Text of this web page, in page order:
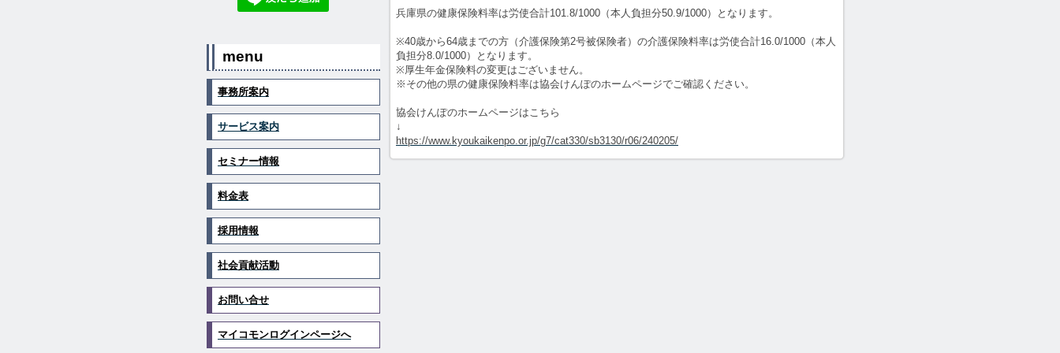
兵庫県の健康保険料率は労使合計101.8/1000（本人負担分50.9/1000）となります。
※40歳から64歳までの方（介護保険第2号被保険者）の介護保険料率は労使合計16.0/1000（本人
負担分8.0/1000）となります。
※厚生年金保険料の変更はございません。
※その他の県の健康保険料率は協会けんぽのホームページでご確認ください。
協会けんぽのホームページはこちら
↓
https://www.kyoukaikenpo.or.jp/g7/cat330/sb3130/r06/240205/
menu
事務所案内
サービス案内
セミナー情報
料金表
採用情報
社会貢献活動
お問い合せ
マイコモンログインページへ